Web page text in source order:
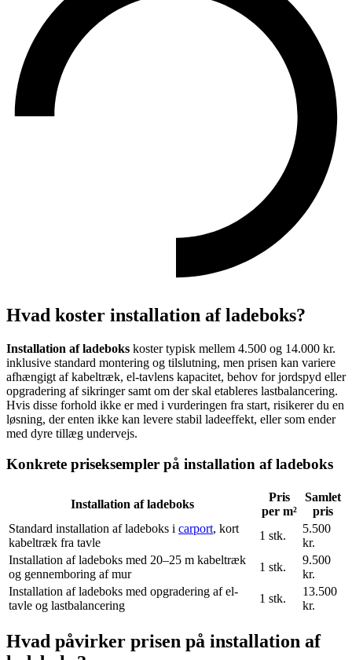
Hvad koster installation af ladeboks?
Installation af ladeboks koster typisk mellem 4.500 og 14.000 kr.
inklusive standard montering og tilslutning, men prisen kan variere
afhængigt af kabeltræk, el-tavlens kapacitet, behov for jordspyd eller
opgradering af sikringer samt om der skal etableres lastbalancering.
Hvis disse forhold ikke er med i vurderingen fra start, risikerer du en
løsning, der enten ikke kan levere stabil ladeeffekt, eller som ender
med dyre tillæg undervejs.
Konkrete priseksempler på installation af ladeboks
Installation af ladeboks
Pris
per m²
Samlet
pris
Standard installation af ladeboks i carport, kort
kabeltræk fra tavle
1 stk.
5.500
kr.
Installation af ladeboks med 20–25 m kabeltræk
og gennemboring af mur
1 stk.
9.500
kr.
Installation af ladeboks med opgradering af el-
tavle og lastbalancering
1 stk.
13.500
kr.
Hvad påvirker prisen på installation af